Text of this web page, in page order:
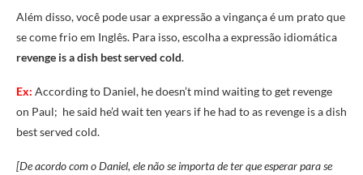
Além disso, você pode usar a expressão a vingança é um prato que
se come frio em Inglês. Para isso, escolha a expressão idiomática
revenge is a dish best served cold.
Ex: According to Daniel, he doesn’t mind waitingtoget revenge
on Paul; he said he’d waitten years if he had to as revenge is adish
bestserved cold.
[De acordo com o Daniel, ele não se importa de ter que esperar para se